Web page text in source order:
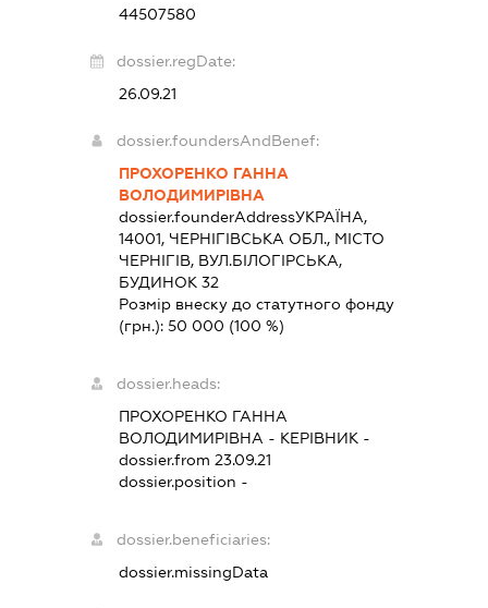
44507580
dossier.regDate:
26.09.21
dossier.foundersAndBenef:
ПРОХОРЕНКО ГАННА
ВОЛОДИМИРІВНА
dossier.founderAddressУКРАЇНА,
14001, ЧЕРНІГІВСЬКА ОБЛ., МІСТО
ЧЕРНІГІВ, ВУЛ.БІЛОГІРСЬКА,
БУДИНОК 32
Розмір внеску до статутного фонду
(грн.): 50 000 (100 %)
dossier.heads:
ПРОХОРЕНКО ГАННА
ВОЛОДИМИРІВНА - КЕРІВНИК -
dossier.from 23.09.21
dossier.position -
dossier.beneficiaries:
dossier.missingData